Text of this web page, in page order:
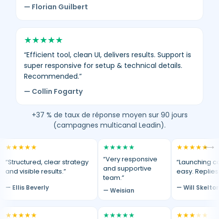
— Florian Guilbert
★★★★★
“Efficient tool, clean UI, delivers results. Support is
super responsive for setup & technical details.
Recommended.”
— Collin Fogarty
+37 % de taux de réponse moyen sur 90 jours
(campagnes multicanal Leadin).
★★★★★
“Structured, clear strategy
and visible results.”
— Ellis Beverly
★★★★★
“Very responsive
and supportive
team.”
— Weisian
★★★★★
“Launching
easy.
— Will
★★★★★ ★★★★★ ★★★★ ★
⟷